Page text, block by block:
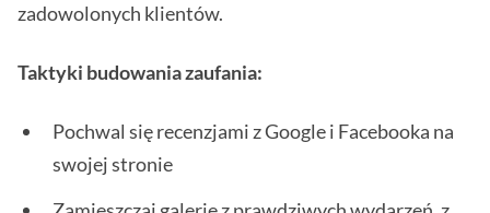
zadowolonych klientów.
Taktyki budowania zaufania:
Pochwal się recenzjami z Google i Facebooka na
swojej stronie